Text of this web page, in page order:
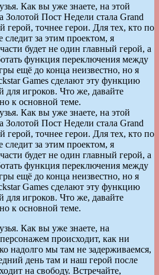
Как вы уже знаете, на этой
Золотой Пост Недели стала Grand
герой, точнее герои. Для тех, кто по
за этим проектом, я
будет не один главный герой, а
функция переключения между
ещё до конца неизвестно, но я
Games сделают эту функцию
для игроков. Что же, давайте
к основной теме.
Как вы уже знаете, на этой
Золотой Пост Недели стала Grand
герой, точнее герои. Для тех, кто по
за этим проектом, я
будет не один главный герой, а
функция переключения между
ещё до конца неизвестно, но я
Games сделают эту функцию
для игроков. Что же, давайте
к основной теме.
Как вы уже знаете, на
происходит, как ни
надолго мы там не задерживаемся,
день там и наш герой после
на свободу. Встречайте,